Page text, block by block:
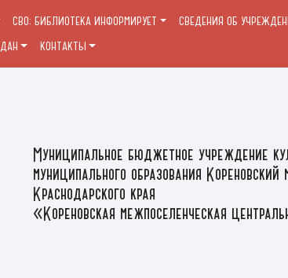
Муниципальное бюджетное учреждение
муниципального образования
Краснодарского края
«Кореновская межпоселенческая
СВО: БИБЛИОТЕКА ИНФОРМИРУЕТ СВЕДЕНИЯ ОБ
КОНТАКТЫ